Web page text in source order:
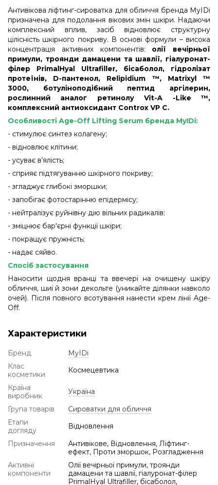
Антивікова ліфтинг-сироватка для обличчя бренда MyIDi
призначена для подолання вікових змін шкіри. Надаючи
комплексний вплив, засіб відновлює структурну
цілісність шкірного покриву. В основі формули – висока
концентрація активних компонентів: олії вечірньої
примули, троянди дамацени та шавлії, гіалуронат-
філер PrimalHyal Ultrafiller, бісаболол, гідролізат
протеїнів, D-пантенол, Relipidium ™, Matrixyl ™
3000, ботуліноподібний пептид аргілерин,
рослинний аналог ретинолу Vit-A -Like ™,
комплексний антиоксидант Controx VP C.
Особливості Age-Off Lifting Serum бренда MyIDi:
- стимулює синтез колагену;
- відновлює клітини;
- усуває в’ялість;
- сприяє підтягуванню шкірного покриву;
- згладжує глибокі зморшки;
- запобігає фотостарінню епідермісу;
- нейтралізує руйнівну дію вільних радикалів;
- зміцнює бар'єрні функції шкіри;
- покращує пружність;
- надає сяйво.
Спосіб застосування
Наносити щодня вранці та ввечері на очищену шкіру
обличчя, шиї й зони декольте (уникайте ділянки навколо
очей). Після повного всотування нанести крем лінії Age-
Off.
Характеристики
Бренд
MyIDi
Клас
косметики
Космецевтика
Країна
виробник
Україна
Група товарів
Сироватки для обличчя
Етапи
догляду
Відновлення
Призначення
Антивікове, Відновлення, Ліфтинг-
ефект, Проти зморшок, Розгладження
Активні
компоненти
Олії вечірньої примули, троянди
дамацени та шавлії, гіалуронат-філер
PrimalHyal Ultrafiller, бісаболол,